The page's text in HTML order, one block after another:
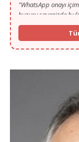
sayesinde Köln'den
- Fatma K. (Köln)
"Frankfurt'ta
Allah razı olsun
- Caner A. (Frankfurt)